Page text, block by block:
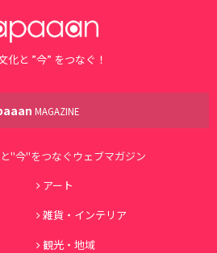
化と ”今” をつなぐ！
MAGAZINE
"今"をつなぐウェブマガジン
アート
雑貨・インテリア
観光・地域